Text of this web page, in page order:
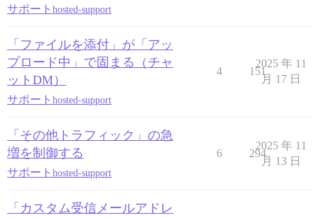
サポート hosted-support
「ファイルを添付」が「アッ
プロード中」で固まる（チャ
ットDM）
サポート hosted-support
4 151
2025 年 11
月 17 日
「その他トラフィック」の急
増を制御する
サポート hosted-support
6 294
2025 年 11
月 13 日
「カスタム受信メールアドレ